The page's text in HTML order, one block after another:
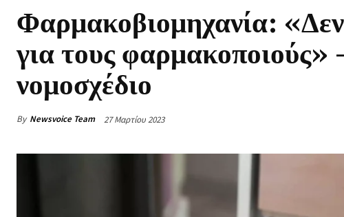
Φαρμακοβιομηχανία:
για τους φαρμακοποιούς»
νομοσχέδιο
By Newsvoice Team 27 Μαρτίου 2023